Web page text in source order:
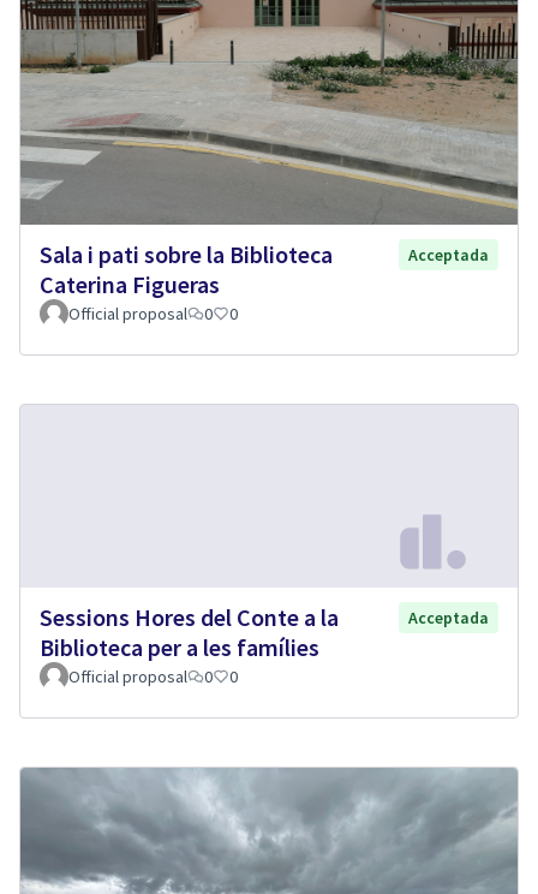
Sala i pati sobre la Biblioteca
Caterina Figueras
Acceptada
Official proposal 0 0
Sessions Hores del Conte a la
Biblioteca per a les famílies
Acceptada
Official proposal 0 0